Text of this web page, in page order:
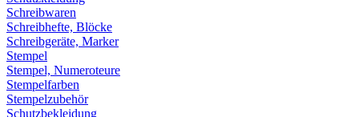
Schreibwaren
Schreibhefte, Blöcke
Schreibgeräte, Marker
Stempel
Stempel, Numeroteure
Stempelfarben
Stempelzubehör
Schutzbekleidung